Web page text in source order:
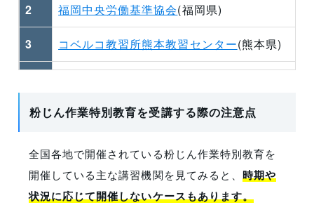
2 福岡中央労働基準協会(福岡県)
3 コベルコ教習所熊本教習センター(熊本県)
5 一般社団法人沖縄県労働基準協会(沖縄県)
6 キャタピラー九州 (九州各県)
粉じん作業特別教育を受講する際の注意点
全国各地で開催されている粉じん作業特別教育を
開催している主な講習機関を見てみると、 時期や
状況に応じて開催しないケースもあります。